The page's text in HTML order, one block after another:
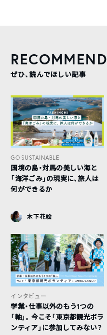
RECOMMEND
ぜひ、読んでほしい記事
GO SUSTAINABLE
国境の島・対馬の美しい海と
「海洋ごみ」の現実に、旅人は
何ができるか
木下花絵
インタビュー
学業・仕事以外のもう1つの
「軸」。今こそ「東京都観光ボラ
ンティア」に参加してみない？